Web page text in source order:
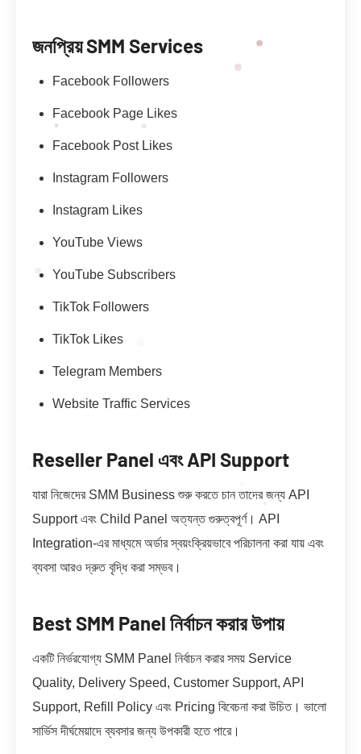
জনপ্রিয় SMM Services
Facebook Followers
Facebook Page Likes
Facebook Post Likes
Instagram Followers
Instagram Likes
YouTube Views
YouTube Subscribers
TikTok Followers
TikTok Likes
Telegram Members
Website Traffic Services
Reseller Panel এবং API Support
যারা নিজেদের SMM Business শুরু করতে চান তাদের জন্য API
Support এবং Child Panel অত্যন্ত গুরুত্বপূর্ণ। API
Integration-এর মাধ্যমে অর্ডার স্বয়ংক্রিয়ভাবে পরিচালনা করা যায় এবং
ব্যবসা আরও দ্রুত বৃদ্ধি করা সম্ভব।
Best SMM Panel নির্বাচন করার উপায়
একটি নির্ভরযোগ্য SMM Panel নির্বাচন করার সময় Service
Quality, Delivery Speed, Customer Support, API
Support, Refill Policy এবং Pricing বিবেচনা করা উচিত। ভালো
সার্ভিস দীর্ঘমেয়াদে ব্যবসার জন্য উপকারী হতে পারে।